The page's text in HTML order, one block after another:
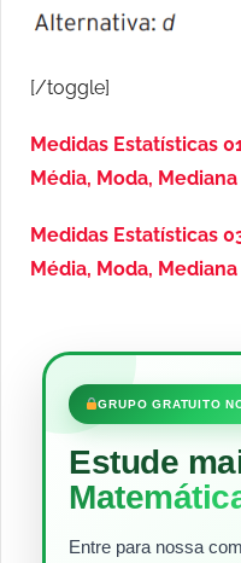
[/toggle]
Medidas Estatísticas
Média, Moda,
Medidas Estatísticas
Média, Moda,
GRUPO GRATUITO
Estude
Entre para nossa